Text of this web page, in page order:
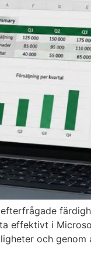
effektivt i
och